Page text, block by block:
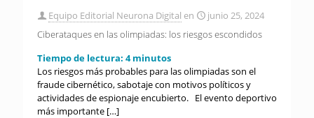
Equipo Editorial Neurona Digital en
junio 25, 2024
Ciberataques en las olimpiadas: los riesgos escondidos
Tiempo de lectura: 4 minutos
Los riesgos más probables para las olimpiadas son el
fraude cibernético, sabotaje con motivos políticos y
actividades de espionaje encubierto. El evento deportivo
más importante […]